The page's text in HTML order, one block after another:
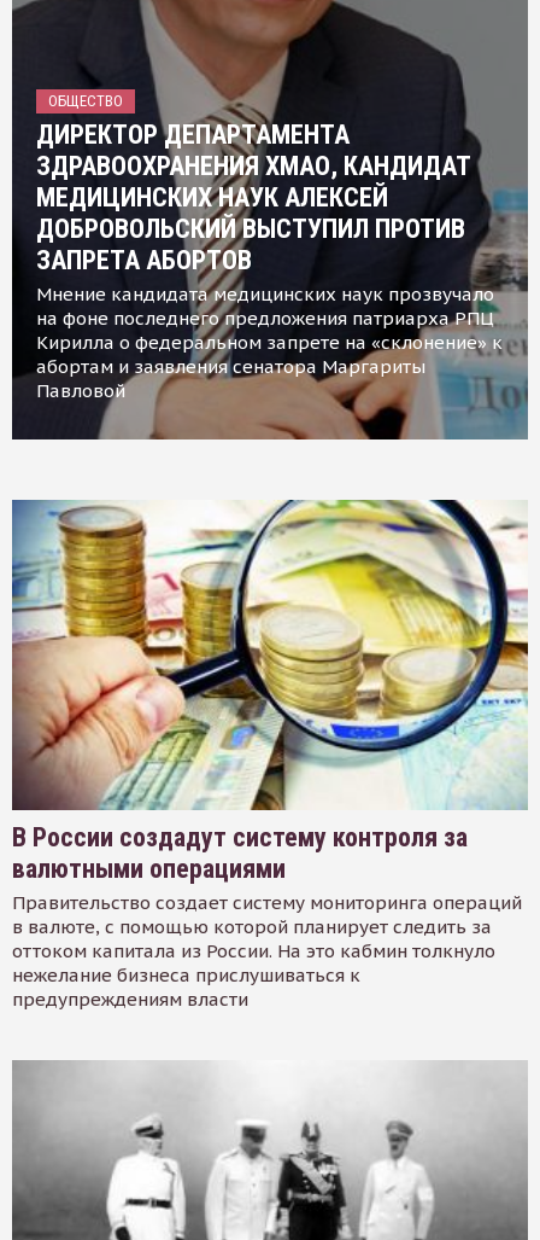
ОБЩЕСТВО
ДИРЕКТОР ДЕПАРТАМЕНТА
ЗДРАВООХРАНЕНИЯ ХМАО, КАНДИДАТ
МЕДИЦИНСКИХ НАУК АЛЕКСЕЙ
ДОБРОВОЛЬСКИЙ ВЫСТУПИЛ ПРОТИВ
ЗАПРЕТА АБОРТОВ
Мнение кандидата медицинских наук прозвучало
на фоне последнего предложения патриарха РПЦ
Кирилла о федеральном запрете на «склонение» к
абортам и заявления сенатора Маргариты
Павловой
В России создадут систему контроля за
валютными операциями
Правительство создает систему мониторинга операций
в валюте, с помощью которой планирует следить за
оттоком капитала из России. На это кабмин толкнуло
нежелание бизнеса прислушиваться к
предупреждениям власти